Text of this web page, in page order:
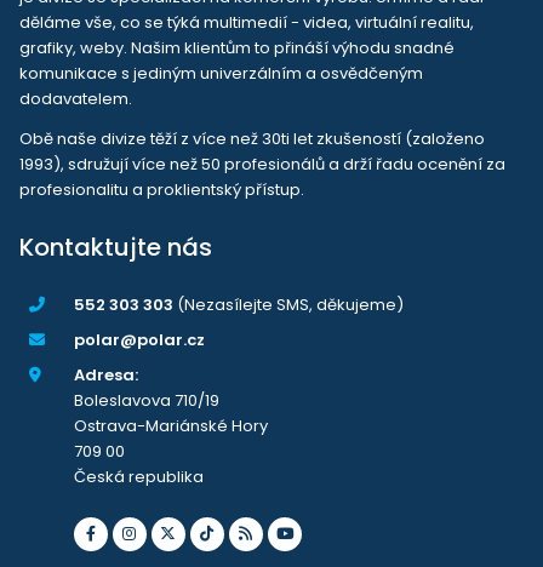
děláme vše, co se týká multimedií - videa, virtuální realitu,
grafiky, weby. Našim klientům to přináší výhodu snadné
komunikace s jediným univerzálním a osvědčeným
dodavatelem.
Obě naše divize těží z více než 30ti let zkušeností (založeno
1993), sdružují více než 50 profesionálů a drží řadu ocenění za
profesionalitu a proklientský přístup.
Kontaktujte nás
552 303 303 (Nezasílejte SMS, děkujeme)
polar@polar.cz
Adresa:
Boleslavova 710/19
Ostrava-Mariánské Hory
709 00
Česká republika